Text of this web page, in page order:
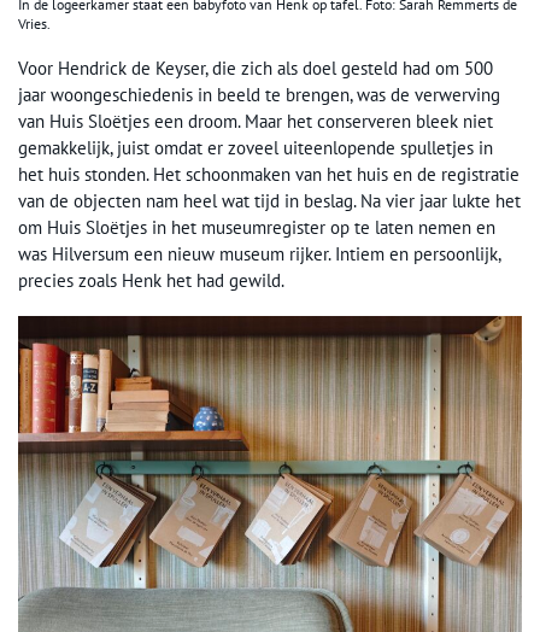
In de logeerkamer staat een babyfoto van Henk op tafel. Foto: Sarah Remmerts de
Vries.
Voor Hendrick de Keyser, die zich als doel gesteld had om 500
jaar woongeschiedenis in beeld te brengen, was de verwerving
van Huis Sloëtjes een droom. Maar het conserveren bleek niet
gemakkelijk, juist omdat er zoveel uiteenlopende spulletjes in
het huis stonden. Het schoonmaken van het huis en de registratie
van de objecten nam heel wat tijd in beslag. Na vier jaar lukte het
om Huis Sloëtjes in het museumregister op te laten nemen en
was Hilversum een nieuw museum rijker. Intiem en persoonlijk,
precies zoals Henk het had gewild.